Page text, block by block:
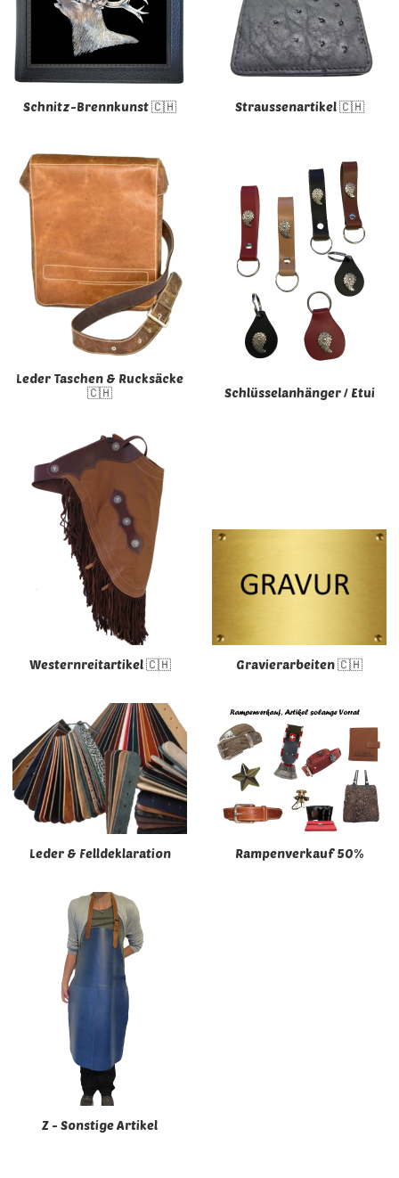
Schnitz-Brennkunst 🇨🇭 Straussenartikel 🇨🇭
Leder Taschen & Rucksäcke
🇨🇭
Schlüsselanhänger / Etui
Westernreitartikel 🇨🇭 Gravierarbeiten 🇨🇭
Leder & Felldeklaration Rampenverkauf 50%
Z - Sonstige Artikel